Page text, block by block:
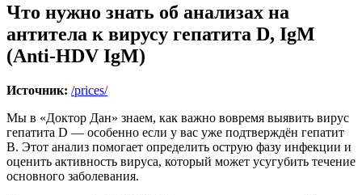
Что нужно знать об анализах на
антитела к вирусу гепатита D, IgM
(Anti-HDV IgM)
Источник: /prices/
Мы в «Доктор Дан» знаем, как важно вовремя выявить вирус
гепатита D — особенно если у вас уже подтверждён гепатит
B. Этот анализ помогает определить острую фазу инфекции и
оценить активность вируса, который может усугубить течение
основного заболевания.